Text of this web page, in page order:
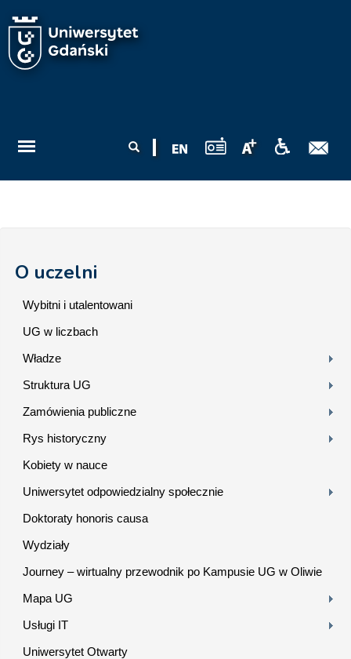
wyszukiwania
O uczelni
Wybitni i utalentowani
UG w liczbach
Władze
Struktura UG
Zamówienia publiczne
Rys historyczny
Kobiety w nauce
Uniwersytet odpowiedzialny społecznie
Doktoraty honoris causa
Wydziały
Journey – wirtualny przewodnik po Kampusie UG w Oliwie
Mapa UG
Usługi IT
Uniwersytet Otwarty